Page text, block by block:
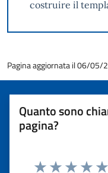
costruire il
Pagina aggiornata il 06/05/
Quanto sono
pagina?